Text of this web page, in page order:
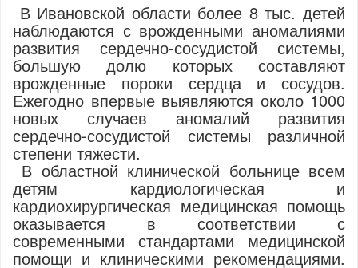
В Ивановской области более 8 тыс. детей
наблюдаются с врожденными аномалиями
развития сердечно-сосудистой системы,
большую долю которых составляют
врожденные пороки сердца и сосудов.
Ежегодно впервые выявляются около 1000
новых случаев аномалий развития
сердечно-сосудистой системы различной
степени тяжести.
В областной клинической больнице всем
детям кардиологическая и
кардиохирургическая медицинская помощь
оказывается в соответствии с
современными стандартами медицинской
помощи и клиническими рекомендациями.